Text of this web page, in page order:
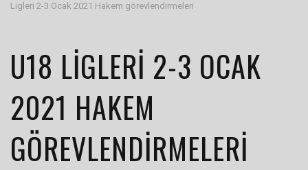
Ligleri 2-3 Ocak 2021 Hakem görevlendirmeleri
U18 LIGLERI 2-3 OCAK
2021 HAKEM
GÖREVLENDIRMELERI